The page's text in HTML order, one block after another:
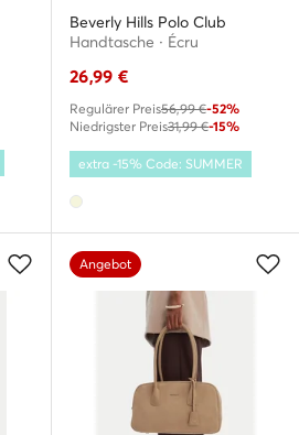
Beverly Hills Polo Club
Handtasche · Écru
26,99 €
Regulärer Preis56,99 €-52%
Niedrigster Preis31,99 €-15%
extra -15% Code: SUMMER
Angebot